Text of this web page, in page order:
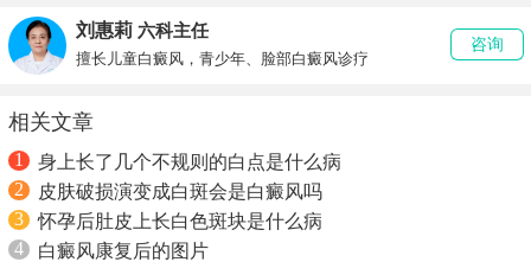
刘惠莉 六科主任
擅长儿童白癜风，青少年、脸部白癜风诊疗
咨询
相关文章
1
身上长了几个不规则的白点是什么病
2
皮肤破损演变成白斑会是白癜风吗
3
怀孕后肚皮上长白色斑块是什么病
4
白癜风康复后的图片